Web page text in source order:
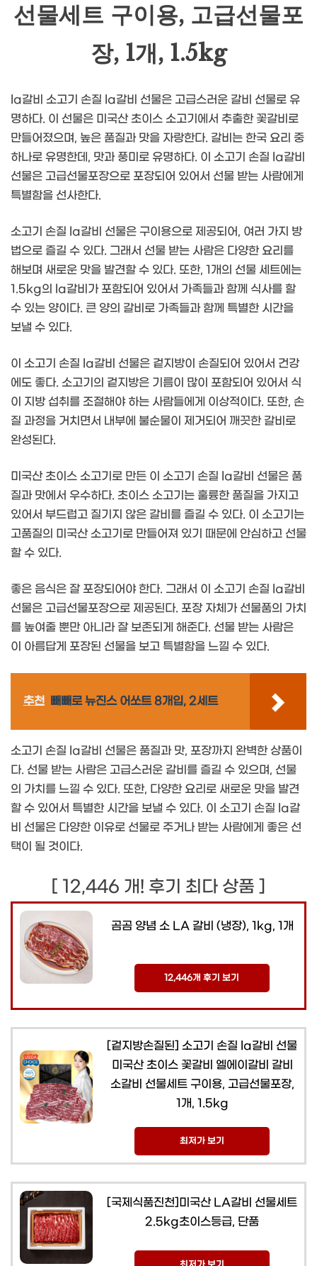
선물세트 구이용, 고급선물포
장, 1개, 1.5kg
la갈비 소고기 손질 la갈비 선물은 고급스러운 갈비 선물로 유
명하다. 이 선물은 미국산 초이스 소고기에서 추출한 꽃갈비로
만들어졌으며, 높은 품질과 맛을 자랑한다. 갈비는 한국 요리 중
하나로 유명한데, 맛과 풍미로 유명하다. 이 소고기 손질 la갈비
선물은 고급선물포장으로 포장되어 있어서 선물 받는 사람에게
특별함을 선사한다.
소고기 손질 la갈비 선물은 구이용으로 제공되어, 여러 가지 방
법으로 즐길 수 있다. 그래서 선물 받는 사람은 다양한 요리를
해보며 새로운 맛을 발견할 수 있다. 또한, 1개의 선물 세트에는
1.5kg의 la갈비가 포함되어 있어서 가족들과 함께 식사를 할
수 있는 양이다. 큰 양의 갈비로 가족들과 함께 특별한 시간을
보낼 수 있다.
이 소고기 손질 la갈비 선물은 겉지방이 손질되어 있어서 건강
에도 좋다. 소고기의 겉지방은 기름이 많이 포함되어 있어서 식
이 지방 섭취를 조절해야 하는 사람들에게 이상적이다. 또한, 손
질 과정을 거치면서 내부에 불순물이 제거되어 깨끗한 갈비로
완성된다.
미국산 초이스 소고기로 만든 이 소고기 손질 la갈비 선물은 품
질과 맛에서 우수하다. 초이스 소고기는 훌륭한 품질을 가지고
있어서 부드럽고 질기지 않은 갈비를 즐길 수 있다. 이 소고기는
고품질의 미국산 소고기로 만들어져 있기 때문에 안심하고 선물
할 수 있다.
좋은 음식은 잘 포장되어야 한다. 그래서 이 소고기 손질 la갈비
선물은 고급선물포장으로 제공된다. 포장 자체가 선물품의 가치
를 높여줄 뿐만 아니라 잘 보존되게 해준다. 선물 받는 사람은
이 아름답게 포장된 선물을 보고 특별함을 느낄 수 있다.
추천 빼빼로 뉴진스 어쏘트 8개입, 2세트
소고기 손질 la갈비 선물은 품질과 맛, 포장까지 완벽한 상품이
다. 선물 받는 사람은 고급스러운 갈비를 즐길 수 있으며, 선물
의 가치를 느낄 수 있다. 또한, 다양한 요리로 새로운 맛을 발견
할 수 있어서 특별한 시간을 보낼 수 있다. 이 소고기 손질 la갈
비 선물은 다양한 이유로 선물로 주거나 받는 사람에게 좋은 선
택이 될 것이다.
[ 12,446 개! 후기 최다 상품 ]
곰곰 양념 소 LA 갈비 (냉장), 1kg, 1개
12,446개 후기 보기
[겉지방손질된] 소고기 손질 la갈비 선물
미국산 초이스 꽃갈비 엘에이갈비 갈비
소갈비 선물세트 구이용, 고급선물포장,
1개, 1.5kg
최저가 보기
[국제식품진천]미국산 LA갈비 선물세트
2.5kg초이스등급, 단품